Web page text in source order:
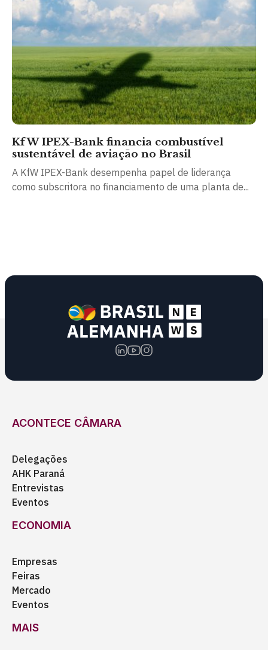
KfW IPEX-Bank financia combustível
sustentável de aviação no Brasil
A KfW IPEX-Bank desempenha papel de liderança
como subscritora no financiamento de uma planta de...
ACONTECE CÂMARA
Delegações
AHK Paraná
Entrevistas
Eventos
ECONOMIA
Empresas
Feiras
Mercado
Eventos
MAIS